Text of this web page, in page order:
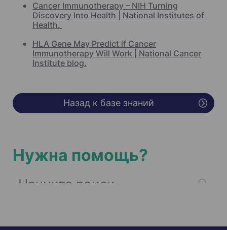
Cancer Immunotherapy – NIH Turning
Discovery Into Health | National Institutes of
Health.
HLA Gene May Predict if Cancer
Immunotherapy Will Work | National Cancer
Institute blog.
Назад к базе знаний
Нужна помощь?